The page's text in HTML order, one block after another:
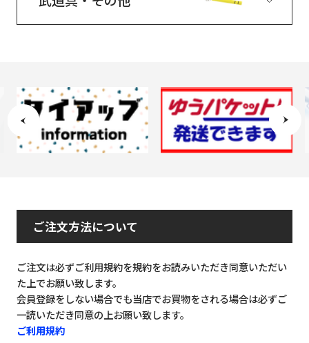
ご注文方法について
ご注文は必ずご利用規約を規約をお読みいただき同意いただい
た上でお願い致します。
会員登録をしない場合でも当店でお買物をされる場合は必ずご
一読いただき同意の上お願い致します。
ご利用規約